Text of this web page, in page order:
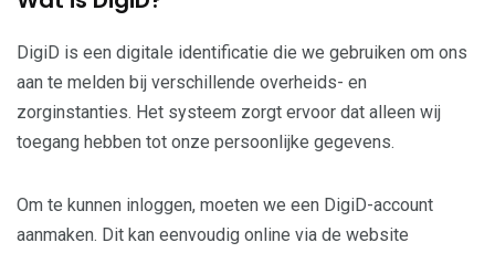
DigiD is een digitale identificatie die we gebruiken om ons
aan te melden bij verschillende overheids- en
zorginstanties. Het systeem zorgt ervoor dat alleen wij
toegang hebben tot onze persoonlijke gegevens.
Om te kunnen inloggen, moeten we een DigiD-account
aanmaken. Dit kan eenvoudig online via de website